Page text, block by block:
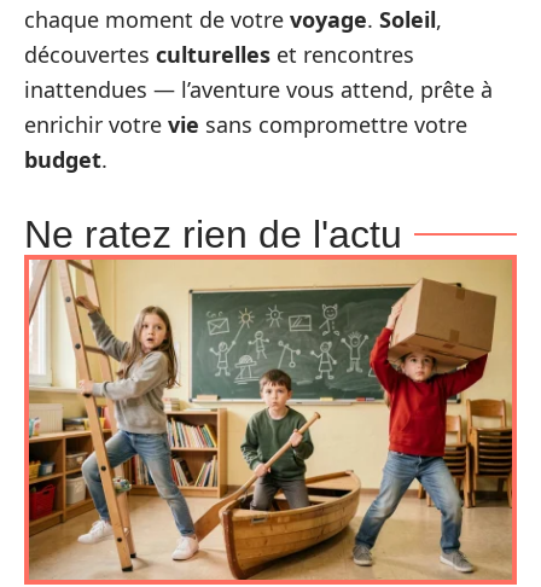
chaque moment de votre voyage. Soleil,
découvertes culturelles et rencontres
inattendues — l’aventure vous attend, prête à
enrichir votre vie sans compromettre votre
budget.
Ne ratez rien de l'actu